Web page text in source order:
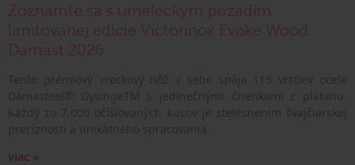
Zoznámte sa s umeleckým pozadím
limitovanej edície Victorinox Evoke Wood
Damast 2026
viac »